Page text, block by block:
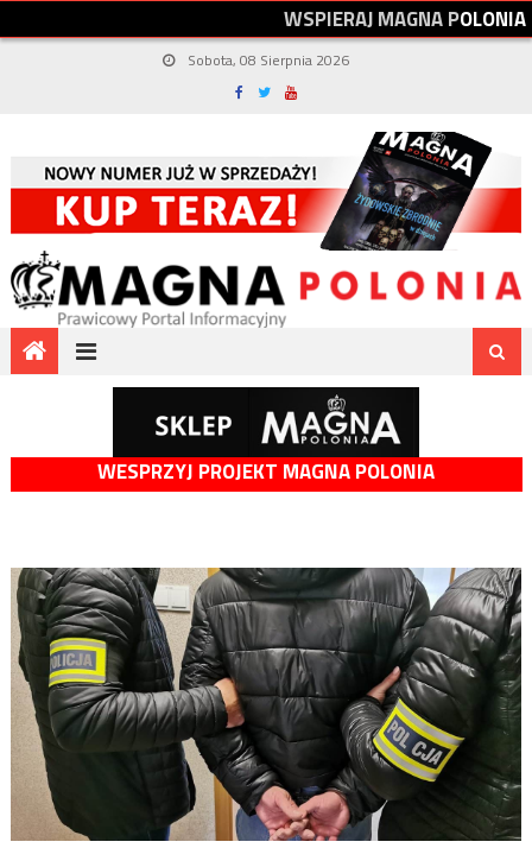
WSPIERAJMAGNAPOLONIA
Sobota, 08 Sierpnia 2026
WESPRZYJ PROJEKT MAGNA POLONIA